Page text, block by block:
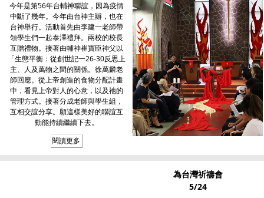
今年是第56年台輔神聯誼，因為疫情
中斷了幾年。今年由台神主辦，也在
台神舉行。活動首先由李建一老師帶
領學生們一起泰澤禮拜。兩校的校長
互贈禮物。接著由輔神崔寶臣神父以
「生態平衡：從創世記一26-30反思上
主、人及萬物之間的關係。徐萬麟老
師回應。從上帝創造的食物分配計畫
中，看見上帝對人的心意，以及祂的
管理方式。接著分成老師與學生組，
互相交誼分享。願這樣美好的聯誼互
動能持續繼續下去。
閱讀更多
為台灣祈禱會
5/24